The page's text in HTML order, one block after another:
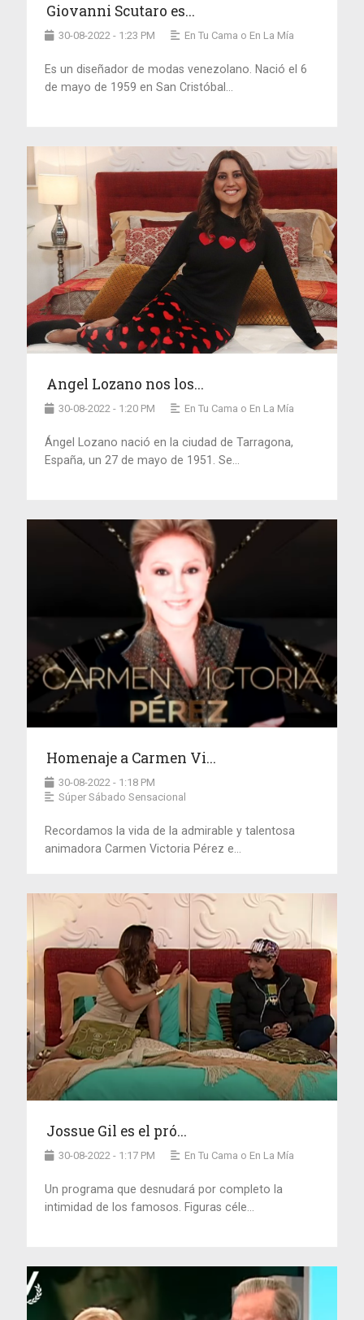
Giovanni Scutaro es...
30-08-2022 - 1:23 PM En Tu Cama o En La Mía
Es un diseñador de modas venezolano. Nació el 6
de mayo de 1959 en San Cristóbal...
Angel Lozano nos los...
30-08-2022 - 1:20 PM En Tu Cama o En La Mía
Ángel Lozano nació en la ciudad de Tarragona,
España, un 27 de mayo de 1951. Se...
Homenaje a Carmen Vi...
30-08-2022 - 1:18 PM
Súper Sábado Sensacional
Recordamos la vida de la admirable y talentosa
animadora Carmen Victoria Pérez e...
Jossue Gil es el pró...
30-08-2022 - 1:17 PM En Tu Cama o En La Mía
Un programa que desnudará por completo la
intimidad de los famosos. Figuras céle...